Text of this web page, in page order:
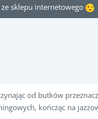
sklepu internetowego
od butków
kończąc na